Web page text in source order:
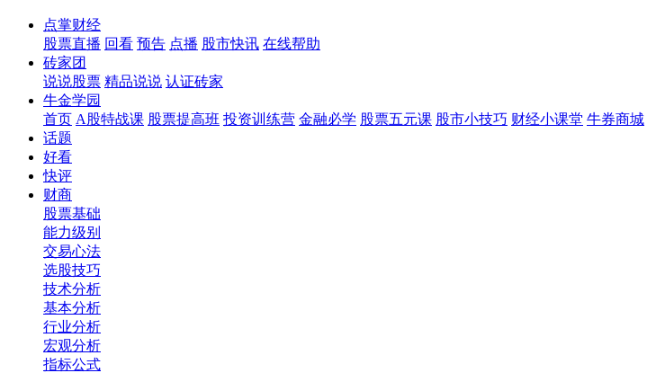
点掌财经
股票直播 回看 预告 点播 股市快讯 在线帮助
砖家团
说说股票 精品说说 认证砖家
牛金学园
首页 A股特战课 股票提高班 投资训练营 金融必学 股票五元课 股市小技巧 财经小课堂 牛券商城
话题
好看
快评
财商
股票基础
能力级别
交易心法
选股技巧
技术分析
基本分析
行业分析
宏观分析
指标公式